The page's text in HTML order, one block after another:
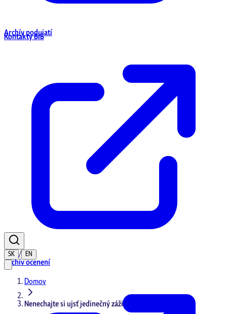
Kontakty BIB
Archív podujatí
Archív ocenení
SK / EN
Domov
Nenechajte si ujsť jedinečný zážitok!